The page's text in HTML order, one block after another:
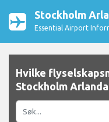
Stockholm
Essential Airport
Hvilke
Stockholm